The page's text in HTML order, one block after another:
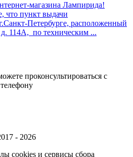
магазина Лампирида!
что пункт выдачи
Петербурге, расположенный
114А, по техническим ...
проконсультироваться с
- 2026
cookies и сервисы сбора